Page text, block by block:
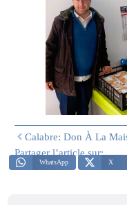
Partager l’article sur:
WhatsApp X